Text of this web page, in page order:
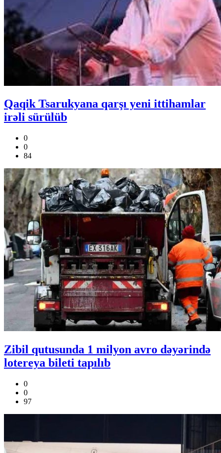
Qaqik Tsarukyana qarşı yeni ittihamlar
irəli sürülüb
0
0
84
Zibil qutusunda 1 milyon avro dəyərində
lotereya bileti tapılıb
0
0
97